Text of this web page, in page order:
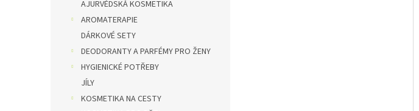
AJURVÉDSKÁ KOSMETIKA
AROMATERAPIE
DÁRKOVÉ SETY
DEODORANTY A PARFÉMY PRO ŽENY
HYGIENICKÉ POTŘEBY
JÍLY
KOSMETIKA NA CESTY